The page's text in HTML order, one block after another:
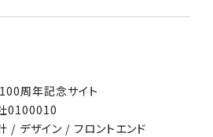
周年記念サイト
0100010
/ デザイン / フロントエンド